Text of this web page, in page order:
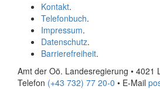
Kontakt.
Telefonbuch.
Impressum.
Datenschutz.
Barrierefreiheit.
Amt der Oö. Landesregierung • 4021
Telefon (+43 732) 77 20-0 • E-Mail